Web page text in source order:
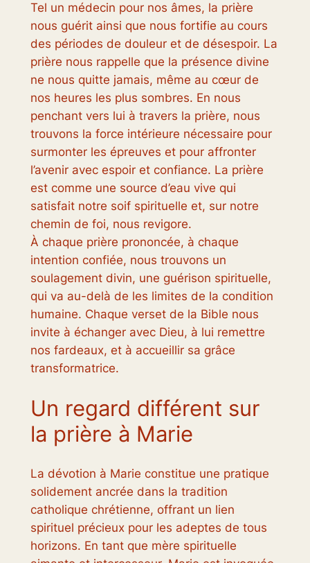
Tel un médecin pour nos âmes, la prière
nous guérit ainsi que nous fortifie au cours
des périodes de douleur et de désespoir. La
prière nous rappelle que la présence divine
ne nous quitte jamais, même au cœur de
nos heures les plus sombres. En nous
penchant vers lui à travers la prière, nous
trouvons la force intérieure nécessaire pour
surmonter les épreuves et pour affronter
l’avenir avec espoir et confiance. La prière
est comme une source d’eau vive qui
satisfait notre soif spirituelle et, sur notre
chemin de foi, nous revigore.
À chaque prière prononcée, à chaque
intention confiée, nous trouvons un
soulagement divin, une guérison spirituelle,
qui va au-delà de les limites de la condition
humaine. Chaque verset de la Bible nous
invite à échanger avec Dieu, à lui remettre
nos fardeaux, et à accueillir sa grâce
transformatrice.
Un regard différent sur
la prière à Marie
La dévotion à Marie constitue une pratique
solidement ancrée dans la tradition
catholique chrétienne, offrant un lien
spirituel précieux pour les adeptes de tous
horizons. En tant que mère spirituelle